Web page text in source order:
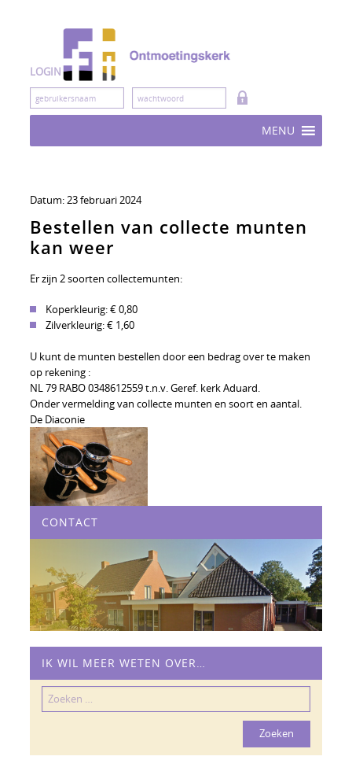
LOGIN
MENU
Datum:23 februari 2024
Bestellen van collecte munten
kan weer
Er zijn 2 soorten collectemunten:
Koperkleurig: € 0,80
Zilverkleurig: € 1,60
U kunt de munten bestellen door een bedrag over te maken
op rekening :
NL 79 RABO 0348612559 t.n.v. Geref. kerk Aduard.
Onder vermelding van collecte munten en soort en aantal.
De Diaconie
CONTACT
IK WIL MEER WETEN OVER…
Zoeken
naar: